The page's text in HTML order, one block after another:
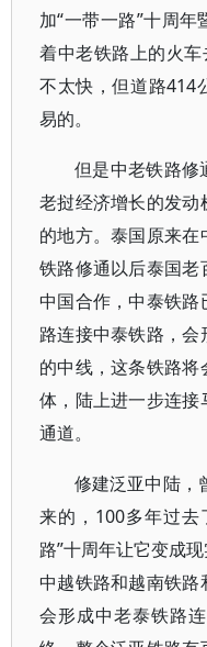
加“一带一路”十周
着中老铁路上的火
不太快，但道路414
易的。
但是中老铁路修
老挝经济增长的发
的地方。泰国原来
铁路修通以后泰国
中国合作，中泰铁
路连接中泰铁路，
的中线，这条铁路
体，陆上进一步连
通道。
修建泛亚中陆，
来的，100多年过去
路”十周年让它变成
中越铁路和越南铁路
会形成中老泰铁路